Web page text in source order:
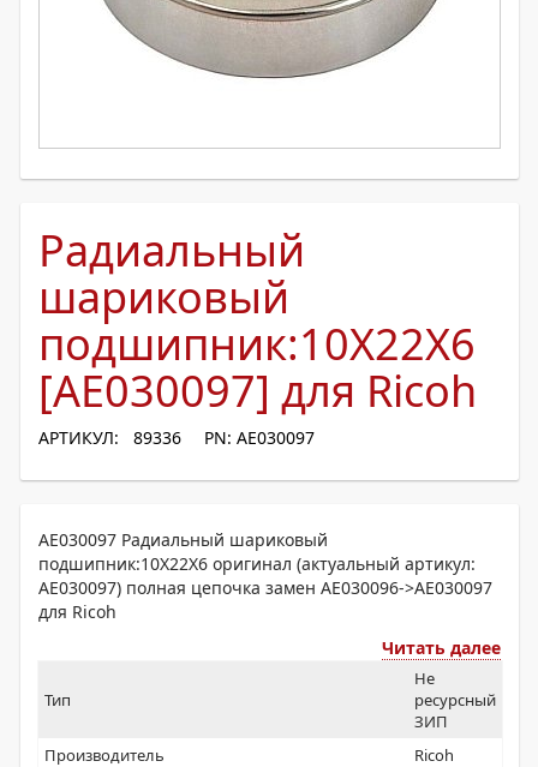
Радиальный
шариковый
подшипник:10X22X6
[AE030097] для Ricoh
АРТИКУЛ: 89336 PN: AE030097
AE030097 Радиальный шариковый
подшипник:10X22X6 оригинал (актуальный артикул:
AE030097) полная цепочка замен AE030096->AE030097
для Ricoh
Читать далее
Тип
Не
ресурсный
ЗИП
Производитель
Ricoh